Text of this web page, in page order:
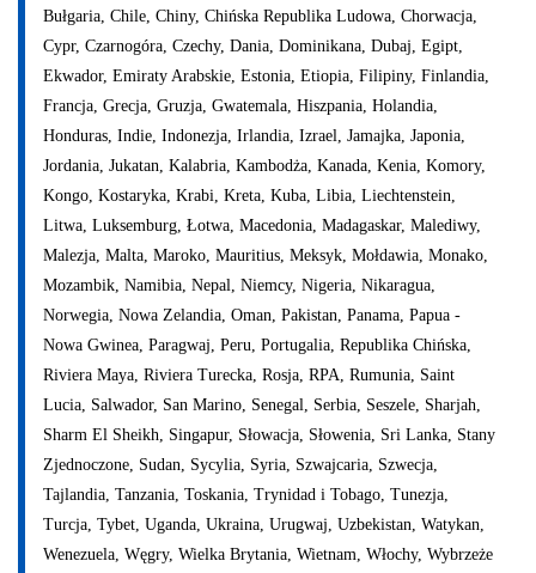
Bułgaria, Chile, Chiny, Chińska Republika Ludowa, Chorwacja,
Cypr, Czarnogóra, Czechy, Dania, Dominikana, Dubaj, Egipt,
Ekwador, Emiraty Arabskie, Estonia, Etiopia, Filipiny, Finlandia,
Francja, Grecja, Gruzja, Gwatemala, Hiszpania, Holandia,
Honduras, Indie, Indonezja, Irlandia, Izrael, Jamajka, Japonia,
Jordania, Jukatan, Kalabria, Kambodża, Kanada, Kenia, Komory,
Kongo, Kostaryka, Krabi, Kreta, Kuba, Libia, Liechtenstein,
Litwa, Luksemburg, Łotwa, Macedonia, Madagaskar, Malediwy,
Malezja, Malta, Maroko, Mauritius, Meksyk, Mołdawia, Monako,
Mozambik, Namibia, Nepal, Niemcy, Nigeria, Nikaragua,
Norwegia, Nowa Zelandia, Oman, Pakistan, Panama, Papua -
Nowa Gwinea, Paragwaj, Peru, Portugalia, Republika Chińska,
Riviera Maya, Riviera Turecka, Rosja, RPA, Rumunia, Saint
Lucia, Salwador, San Marino, Senegal, Serbia, Seszele, Sharjah,
Sharm El Sheikh, Singapur, Słowacja, Słowenia, Sri Lanka, Stany
Zjednoczone, Sudan, Sycylia, Syria, Szwajcaria, Szwecja,
Tajlandia, Tanzania, Toskania, Trynidad i Tobago, Tunezja,
Turcja, Tybet, Uganda, Ukraina, Urugwaj, Uzbekistan, Watykan,
Wenezuela, Węgry, Wielka Brytania, Wietnam, Włochy, Wybrzeże